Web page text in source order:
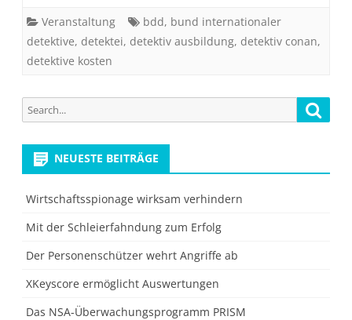
Veranstaltung bdd, bund internationaler
detektive, detektei, detektiv ausbildung, detektiv conan,
detektive kosten
Search
for:
NEUESTE BEITRÄGE
Wirtschaftsspionage wirksam verhindern
Mit der Schleierfahndung zum Erfolg
Der Personenschützer wehrt Angriffe ab
XKeyscore ermöglicht Auswertungen
Das NSA-Überwachungsprogramm PRISM